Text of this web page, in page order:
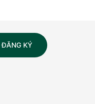
ĐĂNG KÝ